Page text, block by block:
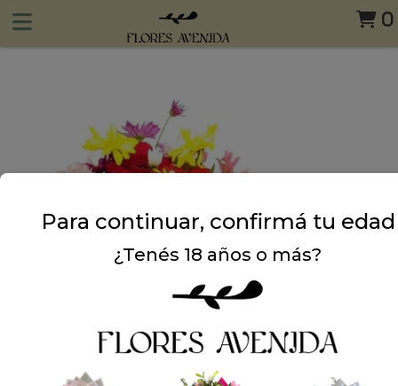
0
Para continuar, confirmá tu edad
¿Tenés 18 años o más?